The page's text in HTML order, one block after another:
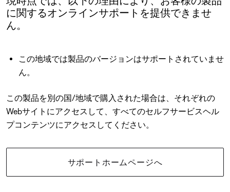
に関するオンラインサポートを提供できませ
ん。
この地域では製品のバージョンはサポートされていませ
ん。
この製品を別の国/地域で購入された場合は、それぞれの
Webサイトにアクセスして、すべてのセルフサービスヘル
プコンテンツにアクセスしてください。
サポートホームページへ